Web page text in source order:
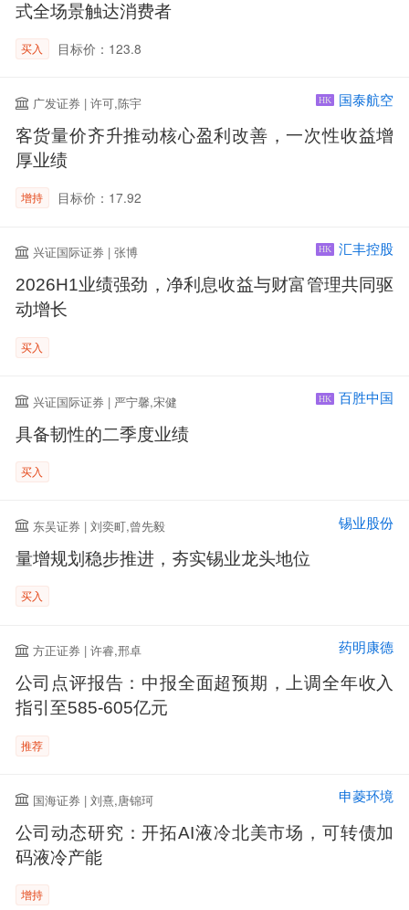
式全场景触达消费者
买入 目标价：123.8
广发证券 | 许可,陈宇 HK 国泰航空
客货量价齐升推动核心盈利改善，一次性收益增
厚业绩
增持 目标价：17.92
兴证国际证券 | 张博 HK 汇丰控股
2026H1业绩强劲，净利息收益与财富管理共同驱
动增长
买入
兴证国际证券 | 严宁馨,宋健 HK 百胜中国
具备韧性的二季度业绩
买入
东吴证券 | 刘奕町,曾先毅 锡业股份
量增规划稳步推进，夯实锡业龙头地位
买入
方正证券 | 许睿,邢卓 药明康德
公司点评报告：中报全面超预期，上调全年收入
指引至585-605亿元
推荐
国海证券 | 刘熹,唐锦珂 申菱环境
公司动态研究：开拓AI液冷北美市场，可转债加
码液冷产能
增持